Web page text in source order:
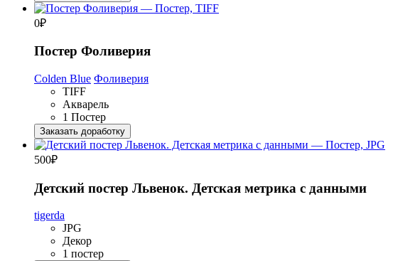
0₽
Постер Фоливерия
Colden Blue Фоливерия
TIFF
Акварель
1 Постер
Заказать доработку
500₽
Детский постер Львенок. Детская метрика с данными
tigerda
JPG
Декор
1 постер